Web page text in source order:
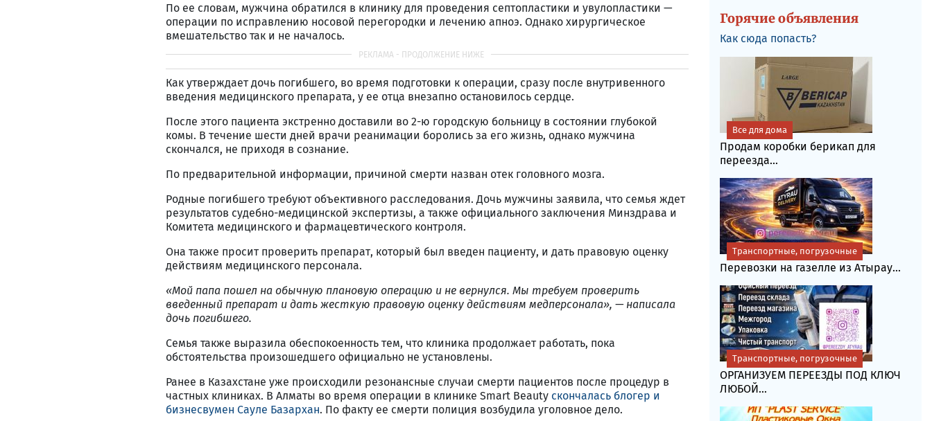
По ее словам, мужчина обратился в клинику для проведения септопластики и увулопластики —
операции по исправлению носовой перегородки и лечению апноэ. Однако хирургическое
вмешательство так и не началось.
Как утверждает дочь погибшего, во время подготовки к операции, сразу после внутривенного
введения медицинского препарата, у ее отца внезапно остановилось сердце.
После этого пациента экстренно доставили во 2-ю городскую больницу в состоянии глубокой
комы. В течение шести дней врачи реанимации боролись за его жизнь, однако мужчина
скончался, не приходя в сознание.
По предварительной информации, причиной смерти назван отек головного мозга.
Родные погибшего требуют объективного расследования. Дочь мужчины заявила, что семья ждет
результатов судебно-медицинской экспертизы, а также официального заключения Минздрава и
Комитета медицинского и фармацевтического контроля.
Она также просит проверить препарат, который был введен пациенту, и дать правовую оценку
действиям медицинского персонала.
«Мой папа пошел на обычную плановую операцию и не вернулся. Мы требуем проверить
введенный препарат и дать жесткую правовую оценку действиям медперсонала», — написала
дочь погибшего.
Семья также выразила обеспокоенность тем, что клиника продолжает работать, пока
обстоятельства произошедшего официально не установлены.
Ранее в Казахстане уже происходили резонансные случаи смерти пациентов после процедур в
частных клиниках. В Алматы во время операции в клинике Smart Beauty скончалась блогер и
бизнесвумен Сауле Базархан. По факту ее смерти полиция возбудила уголовное дело.
Горячие объявления
Как сюда попасть?
Продам коробки берикап для
переезда...
Все для дома
Перевозки на газелле из Атырау...
Транспортные, погрузочные
ОРГАНИЗУЕМ ПЕРЕЕЗДЫ ПОД КЛЮЧ
ЛЮБОЙ...
Транспортные, погрузочные